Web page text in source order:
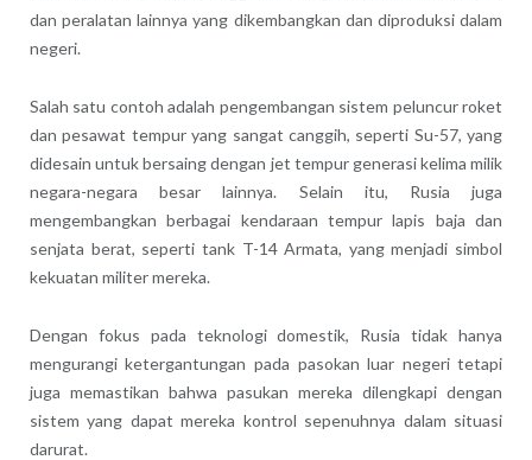
dan peralatan lainnya yang dikembangkan dan diproduksi dalam
negeri.
Salah satu contoh adalah pengembangan sistem peluncur roket
dan pesawat tempur yang sangat canggih, seperti Su-57, yang
didesain untuk bersaing dengan jet tempur generasi kelima milik
negara-negara besar lainnya. Selain itu, Rusia juga
mengembangkan berbagai kendaraan tempur lapis baja dan
senjata berat, seperti tank T-14 Armata, yang menjadi simbol
kekuatan militer mereka.
Dengan fokus pada teknologi domestik, Rusia tidak hanya
mengurangi ketergantungan pada pasokan luar negeri tetapi
juga memastikan bahwa pasukan mereka dilengkapi dengan
sistem yang dapat mereka kontrol sepenuhnya dalam situasi
darurat.